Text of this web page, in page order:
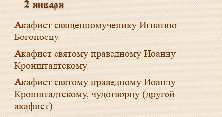
2 января
Акафист священномученику Игнатию
Богоносцу
Акафист святому праведному Иоанну
Кронштадтскому
Акафист святому праведному Иоанну
Кронштадтскому, чудотворцу (другой
акафист)